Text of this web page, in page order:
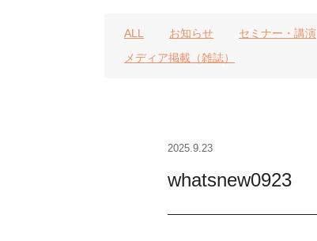
ALL お知らせ セミナー・講演
メディア掲載（雑誌）
2025.9.23
whatsnew0923